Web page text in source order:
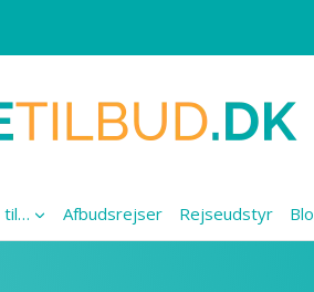
til… Afbudsrejser Rejseudstyr